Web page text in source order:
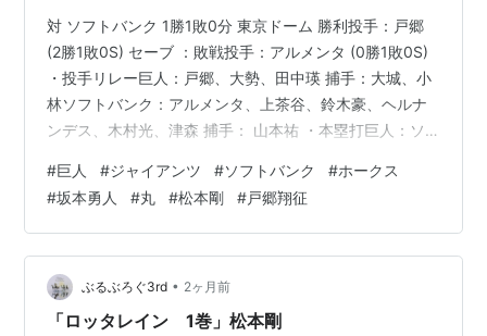
対 ソフトバンク 1勝1敗0分 東京ドーム 勝利投手：戸郷
(2勝1敗0S) セーブ ：敗戦投手：アルメンタ (0勝1敗0S)
・投手リレー巨人：戸郷、大勢、田中瑛 捕手：大城、小
林ソフトバンク：アルメンタ、上茶谷、鈴木豪、ヘルナ
ンデス、木村光、津森 捕手： 山本祐 ・本塁打巨人：ソ
平川健太郎～～～～～～～～～～～～～～～～～～～～
～～～～～～～～Giants Official
Web(https://www.giants.jp/game/20260527_8003_1/)
～～～～～～～～～～～～～～～～～～～～～～～～～
～～～ 勝った…
#巨人 #ジャイアンツ #ソフトバンク #ホークス
#坂本勇人 #丸 #松本剛 #戸郷翔征
ぶるぶろぐ3rd • 2ヶ月前
「ロッタレイン 1巻」松本剛